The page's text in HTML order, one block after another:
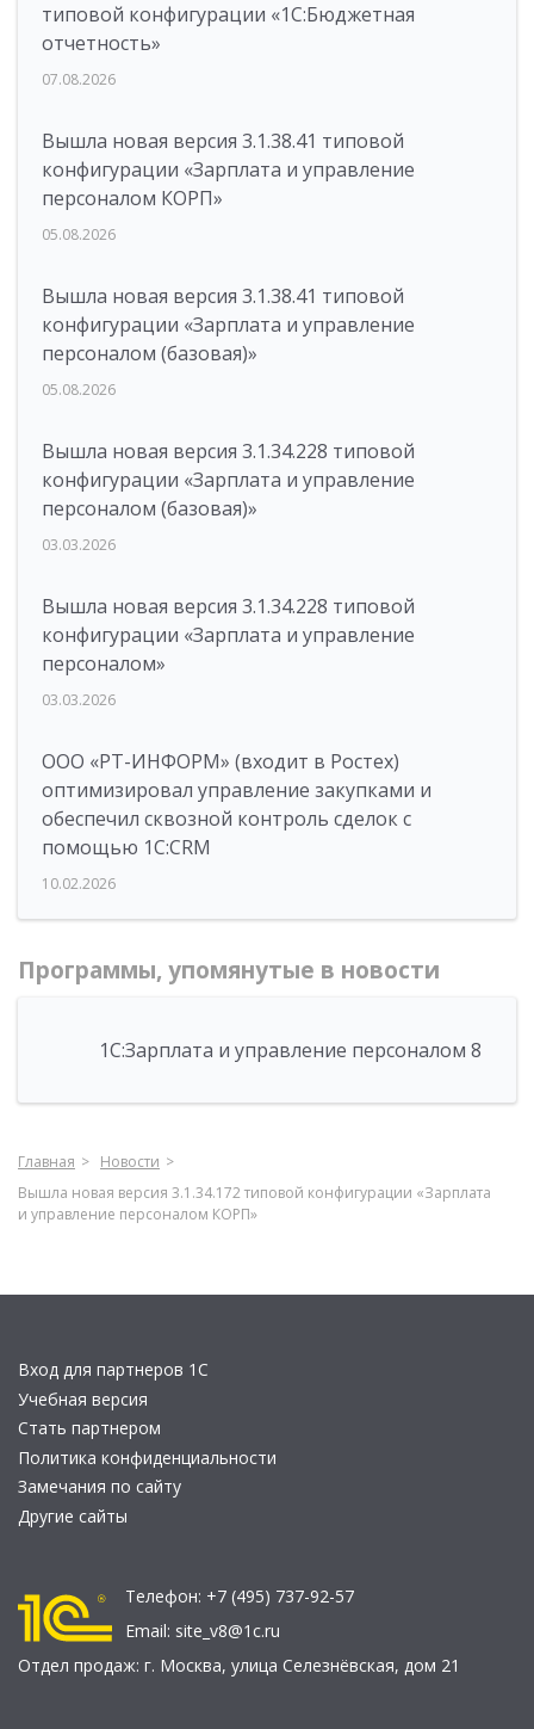
типовой конфигурации «1C:Бюджетная
отчетность»
07.08.2026
Вышла новая версия 3.1.38.41 типовой
конфигурации «Зарплата и управление
персоналом КОРП»
05.08.2026
Вышла новая версия 3.1.38.41 типовой
конфигурации «Зарплата и управление
персоналом (базовая)»
05.08.2026
Вышла новая версия 3.1.34.228 типовой
конфигурации «Зарплата и управление
персоналом (базовая)»
03.03.2026
Вышла новая версия 3.1.34.228 типовой
конфигурации «Зарплата и управление
персоналом»
03.03.2026
ООО «РТ-ИНФОРМ» (входит в Ростех)
оптимизировал управление закупками и
обеспечил сквозной контроль сделок с
помощью 1С:CRM
10.02.2026
Программы, упомянутые в новости
1С:Зарплата и управление персоналом 8
Главная
Новости
Вышла новая версия 3.1.34.172 типовой конфигурации «Зарплата
и управление персоналом КОРП»
Вход для партнеров 1С
Учебная версия
Стать партнером
Политика конфиденциальности
Замечания по сайту
Другие сайты
Телефон: +7 (495) 737-92-57
Email: site_v8@1c.ru
Отдел продаж: г. Москва, улица Селезнёвская, дом 21